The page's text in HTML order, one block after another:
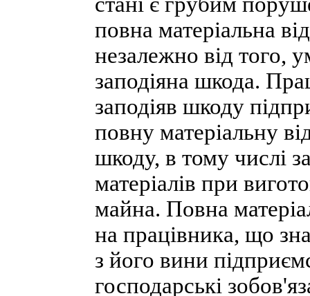
повна матеріальна
незалежно від того,
заподіяна шкода.
заподіяв шкоду
повну матеріальну
шкоду, в тому числі
матеріалів при
майна. Повна
на працівника, що
з його вини
господарські